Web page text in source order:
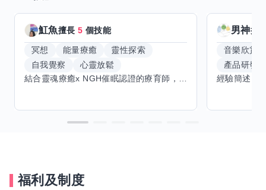
魟魚擅長5 個技能
冥想 能量療癒
靈性探索
自我覺察
心靈放鬆
男神擅
音樂欣賞
產品研發
福利及制度